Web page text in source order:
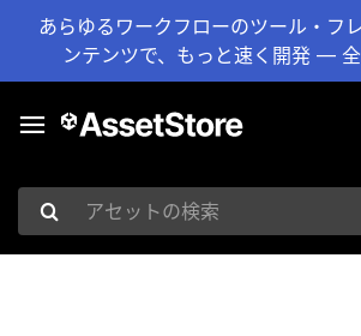
あらゆるワークフローのツール・フ
ンテンツで、もっと速く開発 — 全
アセットの検索